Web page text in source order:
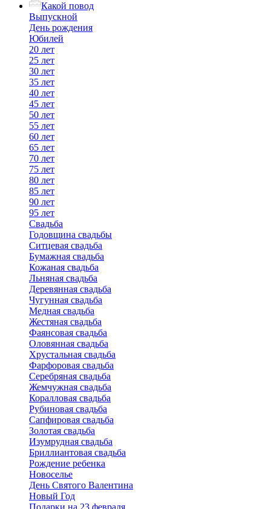
Какой повод
Выпускной
День рождения
Юбилей
20 лет
25 лет
30 лет
35 лет
40 лет
45 лет
50 лет
55 лет
60 лет
65 лет
70 лет
75 лет
80 лет
85 лет
90 лет
95 лет
Свадьба
Годовщина свадьбы
Ситцевая свадьба
Бумажная свадьба
Кожаная свадьба
Льняная свадьба
Деревянная свадьба
Чугунная свадьба
Медная свадьба
Жестяная свадьба
Фаянсовая свадьба
Оловянная свадьба
Хрустальная свадьба
Фарфоровая свадьба
Серебряная свадьба
Жемчужная свадьба
Коралловая свадьба
Рубиновая свадьба
Сапфировая свадьба
Золотая свадьба
Изумрудная свадьба
Бриллиантовая свадьба
Рождение ребенка
Новоселье
День Святого Валентина
Новый Год
Подарки на 23 февраля